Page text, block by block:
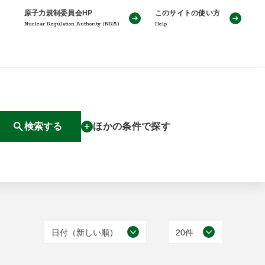
原子力規制委員会HP
Nuclear Regulation Authority (NRA)
このサイトの使い方
Help
検索する ほかの条件で探す
日付（新しい順） 20件